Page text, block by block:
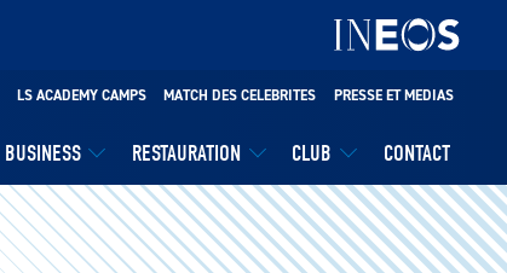
BUSINESS RESTAURATION CLUB CONTACT
LS ACADEMY CAMPS MATCH DES CELEBRITES PRESSE ET MEDIAS